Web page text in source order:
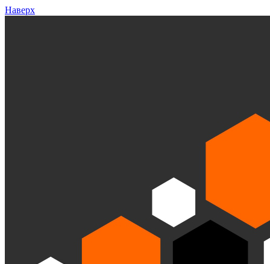
Наверх